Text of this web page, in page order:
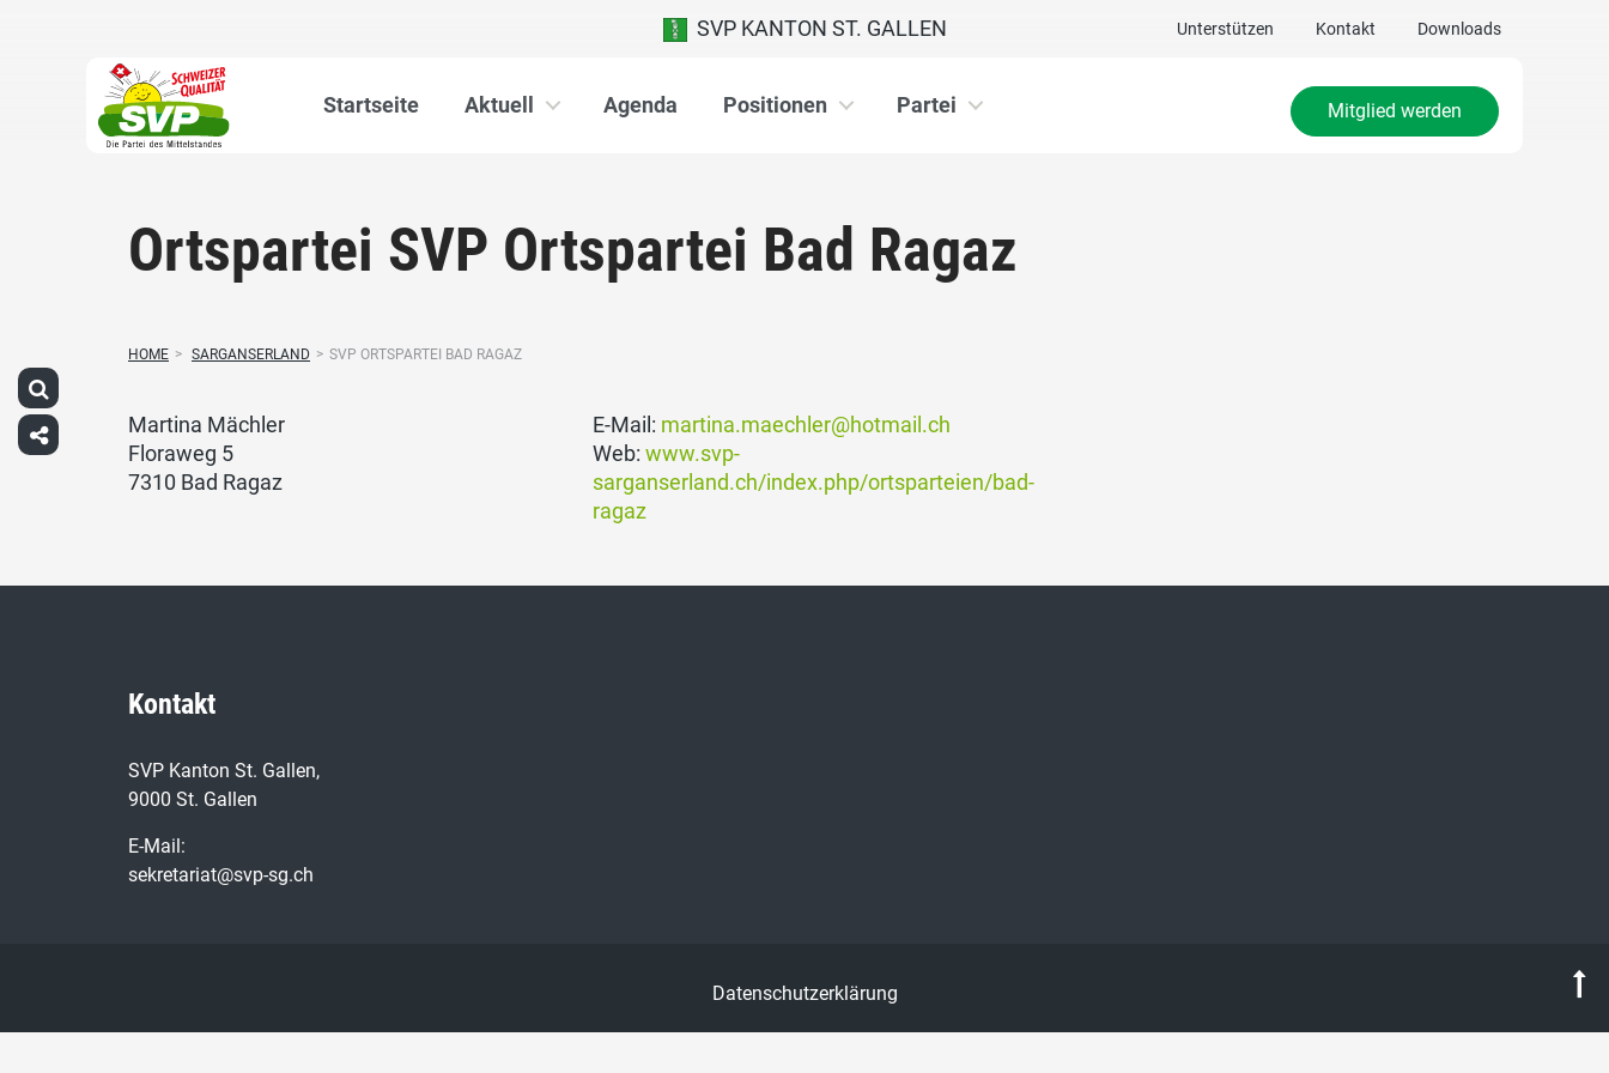
Unterstützen Kontakt Downloads
SVP KANTON ST. GALLEN
Startseite Aktuell Agenda Positionen Partei Mitglied werden
Ortspartei SVP Ortspartei Bad Ragaz
HOME > SARGANSERLAND > SVP ORTSPARTEI BAD RAGAZ
Martina Mächler
Floraweg 5
7310 Bad Ragaz
E-Mail: martina.maechler@hotmail.ch
Web:www.svp-
sarganserland.ch/index.php/ortsparteien/bad-
ragaz
Kontakt
SVP Kanton St. Gallen,
9000 St. Gallen
E-Mail:
sekretariat@svp-sg.ch
Datenschutzerklärung